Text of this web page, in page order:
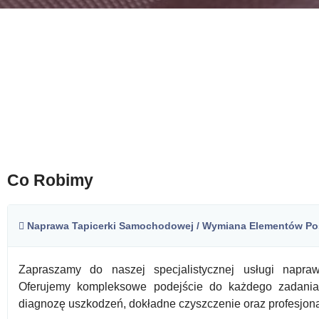
Co Robimy
Naprawa Tapicerki Samochodowej / Wymiana Elementów
Zapraszamy do naszej specjalistycznej usługi
Oferujemy kompleksowe podejście do każdego
diagnozę uszkodzeń, dokładne czyszczenie oraz